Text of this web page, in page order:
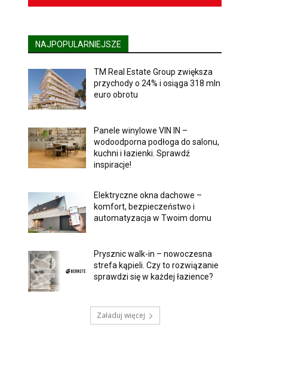
NAJPOPULARNIEJSZE
TM Real Estate Group zwiększa
przychody o 24% i osiąga 318 mln
euro obrotu
Panele winylowe VIN IN –
wodoodporna podłoga do salonu,
kuchni i łazienki. Sprawdź
inspiracje!
Elektryczne okna dachowe –
komfort, bezpieczeństwo i
automatyzacja w Twoim domu
Prysznic walk-in – nowoczesna
strefa kąpieli. Czy to rozwiązanie
sprawdzi się w każdej łazience?
Załaduj więcej